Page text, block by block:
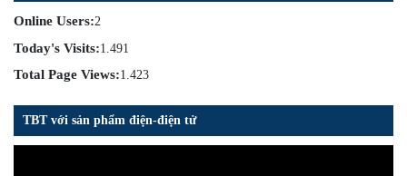
Online Users:2
Today's Visits:1.491
Total Page Views:1.423
TBT với sản phẩm điện-điện tử